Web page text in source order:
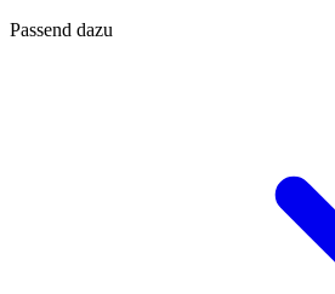
Passend dazu